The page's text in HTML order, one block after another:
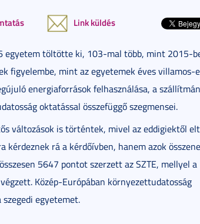
Link küldés
egyetem töltötte ki, 103-mal több, mint 2015-
figyelembe, mint az egyetemek éves villamos-
energiaforrások felhasználása, a
oktatással összefüggő szegmensei.
változások is történtek, mivel az eddigiektől
kérdeznek rá a kérdőívben, hanem azok
5647 pontot szerzett az SZTE, mellyel a
Közép-Európában környezettudatosság
egyetemet.